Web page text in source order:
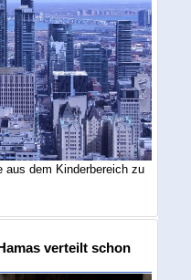
aus dem Kinderbereich zu
verteilt schon